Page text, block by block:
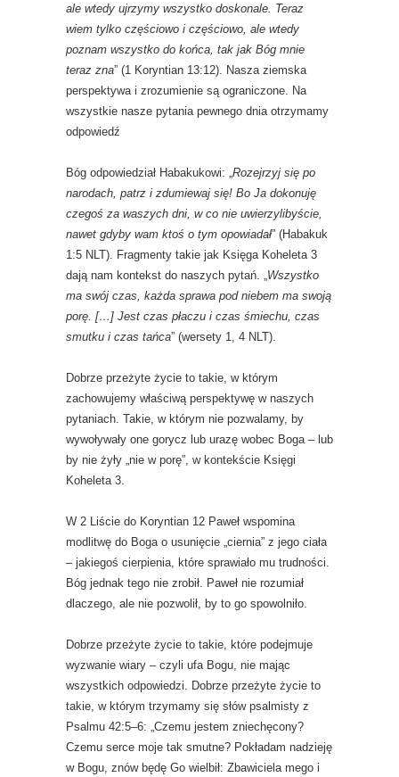
ale wtedy ujrzymy wszystko doskonale. Teraz
wiem tylko częściowo i częściowo, ale wtedy
poznam wszystko do końca, tak jak Bóg mnie
teraz zna” (1 Koryntian 13:12). Nasza ziemska
perspektywa i zrozumienie są ograniczone. Na
wszystkie nasze pytania pewnego dnia otrzymamy
odpowiedź
Bóg odpowiedział Habakukowi: „ Rozejrzyj się po
narodach, patrz i zdumiewaj się! Bo Ja dokonuję
czegoś za waszych dni, w co nie uwierzylibyście,
nawet gdyby wam ktoś o tym opowiadał” (Habakuk
1:5 NLT). Fragmenty takie jak Księga Koheleta 3
dają nam kontekst do naszych pytań. „ Wszystko
ma swój czas, każda sprawa pod niebem ma swoją
porę. […] Jest czas płaczu i czas śmiechu, czas
smutku i czas tańca” (wersety 1, 4 NLT).
Dobrze przeżyte życie to takie, w którym
zachowujemy właściwą perspektywę w naszych
pytaniach. Takie, w którym nie pozwalamy, by
wywoływały one gorycz lub urazę wobec Boga – lub
by nie żyły „nie w porę”, w kontekście Księgi
Koheleta 3.
W 2 Liście do Koryntian 12 Paweł wspomina
modlitwę do Boga o usunięcie „ciernia” z jego ciała
– jakiegoś cierpienia, które sprawiało mu trudności.
Bóg jednak tego nie zrobił. Paweł nie rozumiał
dlaczego, ale nie pozwolił, by to go spowolniło.
Dobrze przeżyte życie to takie, które podejmuje
wyzwanie wiary – czyli ufa Bogu, nie mając
wszystkich odpowiedzi. Dobrze przeżyte życie to
takie, w którym trzymamy się słów psalmisty z
Psalmu 42:5–6: „Czemu jestem zniechęcony?
Czemu serce moje tak smutne? Pokładam nadzieję
w Bogu, znów będę Go wielbił: Zbawiciela mego i